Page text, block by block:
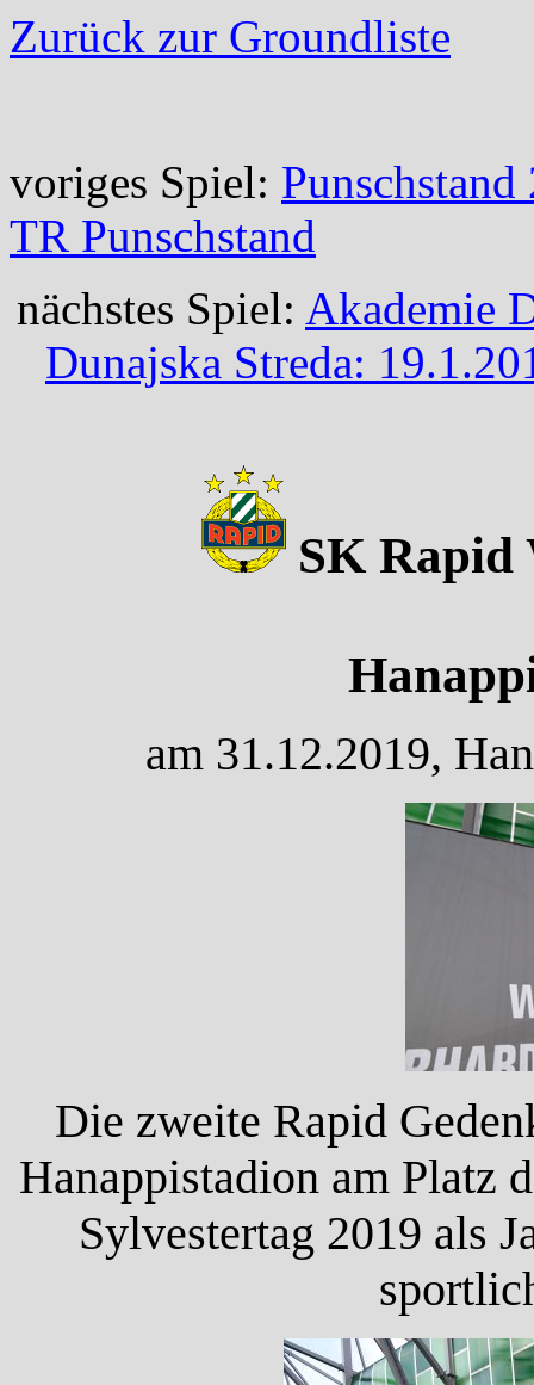
Zurück zur Groundliste
voriges Spiel:
TR Punschstand
nächstes Spiel: Akademie
Dunajska Streda:
SK Rapid
am 31.12.2019,
Die zweite Rapid
Hanappistadion am Platz
Sylvestertag 2019 als